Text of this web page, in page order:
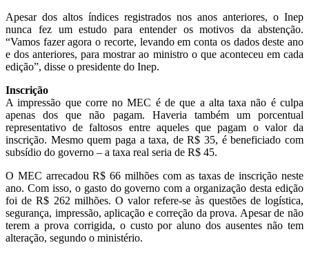
Apesar dos altos índices registrados nos anos anteriores, o Inep
nunca fez um estudo para entender os motivos da abstenção.
“Vamos fazer agora o recorte, levando em conta os dados deste ano
e dos anteriores, para mostrar ao ministro o que aconteceu em cada
edição”, disse o presidente do Inep.
Inscrição
A impressão que corre no MEC é de que a alta taxa não é culpa
apenas dos que não pagam. Haveria também um porcentual
representativo de faltosos entre aqueles que pagam o valor da
inscrição. Mesmo quem paga a taxa, de R$ 35, é beneficiado com
subsídio do governo – a taxa real seria de R$ 45.
O MEC arrecadou R$ 66 milhões com as taxas de inscrição neste
ano. Com isso, o gasto do governo com a organização desta edição
foi de R$ 262 milhões. O valor refere-se às questões de logística,
segurança, impressão, aplicação e correção da prova. Apesar de não
terem a prova corrigida, o custo por aluno dos ausentes não tem
alteração, segundo o ministério.